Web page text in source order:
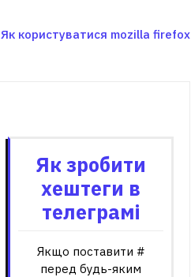
Як користуватися mozilla firefox
Як зробити
хештеги в
телеграмі
Якщо поставити #
перед будь-яким